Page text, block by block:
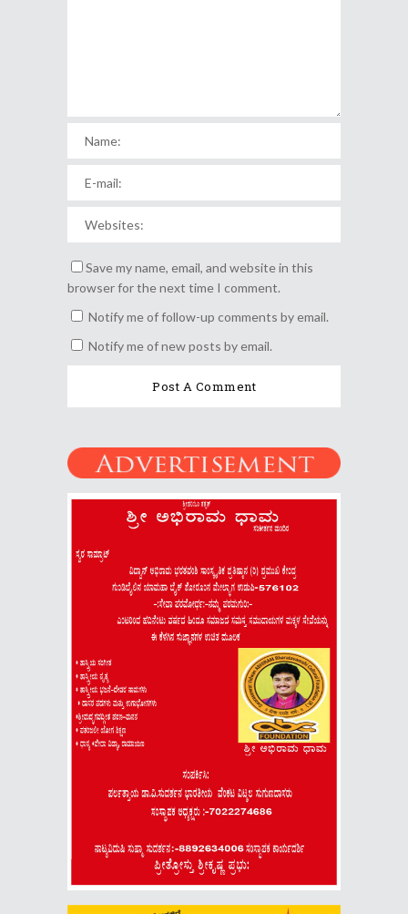
Save my name, email, and website in this
browser for the next time I comment.
Notify me of follow-up comments by email.
Notify me of new posts by email.